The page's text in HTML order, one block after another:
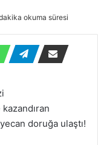
okuma süresi
doruğa ulaştı!